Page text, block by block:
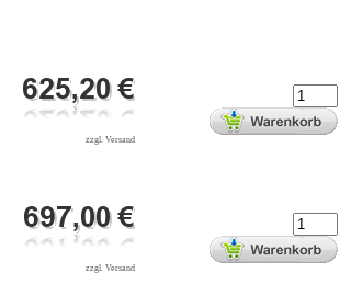
zzgl. Versand
zzgl. Versand